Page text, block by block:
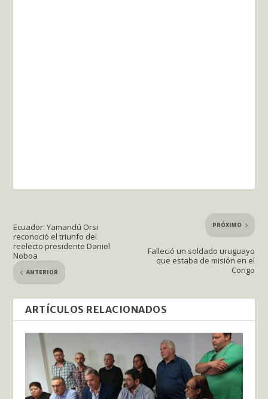
Ecuador: Yamandú Orsi
reconoció el triunfo del
reelecto presidente Daniel
Noboa
ANTERIOR
PRÓXIMO
Falleció un soldado uruguayo
que estaba de misión en el
Congo
ARTÍCULOS RELACIONADOS